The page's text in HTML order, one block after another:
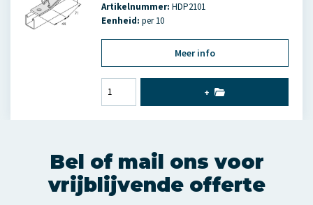
Artikelnummer: HDP2101
Eenheid: per 10
Meer info
+
Bel of mail ons voor
vrijblijvende offerte